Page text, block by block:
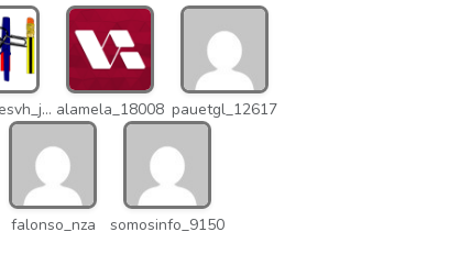
almacenesvh_jo2 alamela_18008 pauetgl_12617
falonso_nza somosinfo_9150